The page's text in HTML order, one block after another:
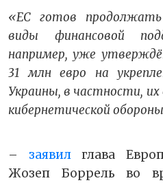
«ЕС готов
виды финансовой
например, уже
31 млн евро на
Украины, в частности,
кибернетической
– заявилглава
Жозеп Боррель во